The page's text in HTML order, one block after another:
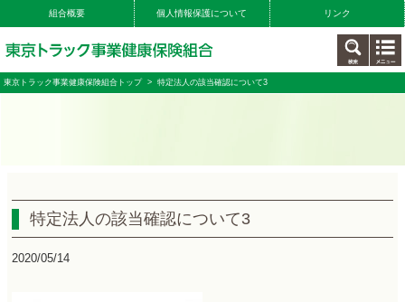
組合概要 個人情報保護について リンク
東京トラック事業健康保険組合トップ> 特定法人の該当確認について3
特定法人の該当確認について3
2020/05/14